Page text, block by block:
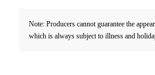
Note: Producers cannot guarantee the
which is always subject to illness and